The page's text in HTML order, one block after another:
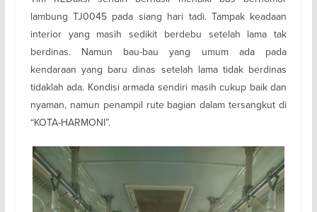
lambung TJ0045 pada siang hari tadi. Tampak keadaan
interior yang masih sedikit berdebu setelah lama tak
berdinas. Namun bau-bau yang umum ada pada
kendaraan yang baru dinas setelah lama tidak berdinas
tidaklah ada. Kondisi armada sendiri masih cukup baik dan
nyaman, namun penampil rute bagian dalam tersangkut di
“KOTA-HARMONI”.